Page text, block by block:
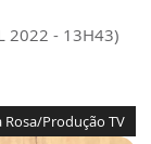
2022 - 13H43)
Rosa/Produção TV